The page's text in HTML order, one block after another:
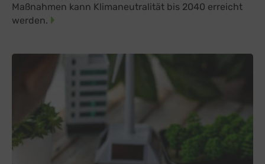
Maßnahmen kann Klimaneutralität bis 2040 erreicht
werden.